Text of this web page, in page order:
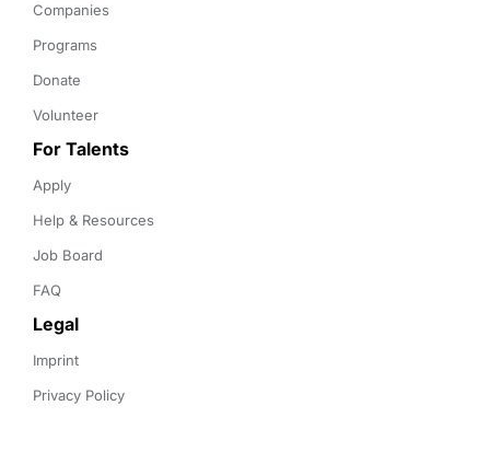
Companies
Programs
Donate
Volunteer
For Talents
Apply
Help & Resources
Job Board
FAQ
Legal
Imprint
Privacy Policy